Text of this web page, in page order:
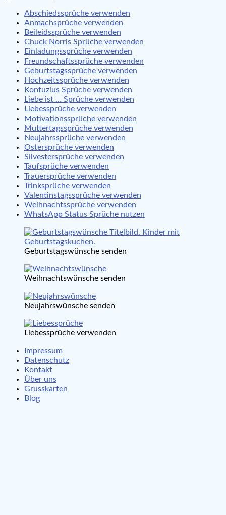
Abschiedssprüche verwenden
Anmachsprüche verwenden
Beileidssprüche verwenden
Chuck Norris Sprüche verwenden
Einladungssprüche verwenden
Freundschaftssprüche verwenden
Geburtstagssprüche verwenden
Hochzeitssprüche verwenden
Konfuzius Sprüche verwenden
Liebe ist … Sprüche verwenden
Liebessprüche verwenden
Motivationssprüche verwenden
Muttertagssprüche verwenden
Neujahrssprüche verwenden
Ostersprüche verwenden
Silvestersprüche verwenden
Taufsprüche verwenden
Trauersprüche verwenden
Trinksprüche verwenden
Valentinstagssprüche verwenden
Weihnachtssprüche verwenden
WhatsApp Status Sprüche nutzen
Geburtstagswünsche senden
Weihnachtswünsche senden
Neujahrswünsche senden
Liebessprüche verwenden
Impressum
Datenschutz
Kontakt
Über uns
Grusskarten
Blog